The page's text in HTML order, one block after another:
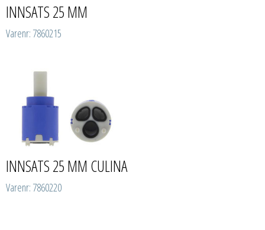
INNSATS 25 MM
Varenr: 7860215
INNSATS 25 MM CULINA
Varenr: 7860220